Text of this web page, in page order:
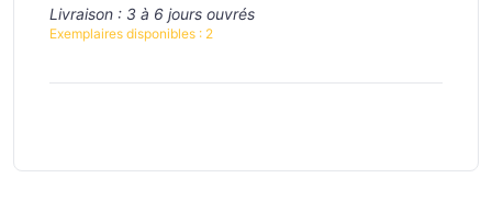
Livraison : 3 à 6 jours ouvrés
Exemplaires disponibles : 2